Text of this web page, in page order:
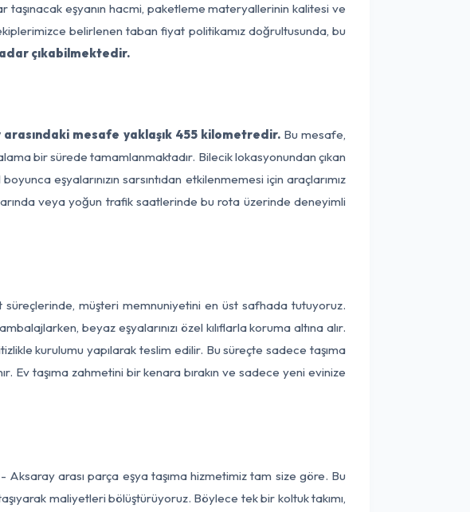
taşınacak eşyanın hacmi, paketleme materyallerinin kalitesi ve
belirlenen taban fiyat politikamız doğrultusunda, bu
çıkabilmektedir.
mesafe yaklaşık 455 kilometredir.Bu mesafe,
bir sürede tamamlanmaktadır. Bilecik lokasyonundan çıkan
eşyalarınızın sarsıntıdan etkilenmemesi için araçlarımız
veya yoğun trafik saatlerinde bu rota üzerinde deneyimli
müşteri memnuniyetini en üst safhada tutuyoruz.
beyaz eşyalarınızı özel kılıflarla koruma altına alır.
kurulumu yapılarak teslim edilir. Bu süreçte sadece taşıma
Ev taşıma zahmetini bir kenara bırakın ve sadece yeni evinize
Aksaray arası parça eşya taşıma hizmetimiz tam size göre. Bu
maliyetleri bölüştürüyoruz. Böylece tek bir koltuk takımı,